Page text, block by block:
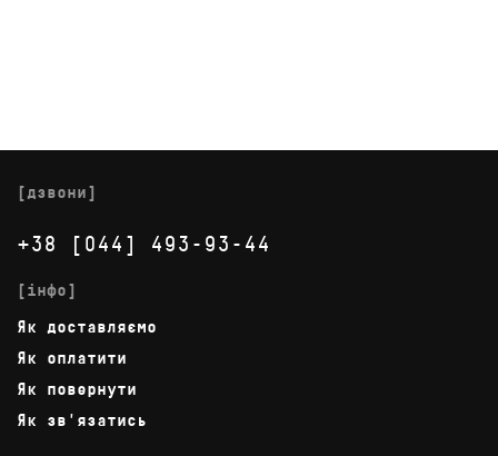
[дзвони]
+38 [044] 493-93-44
[інфо]
Як доставляємо
Як оплатити
Як повернути
Як зв'язатись